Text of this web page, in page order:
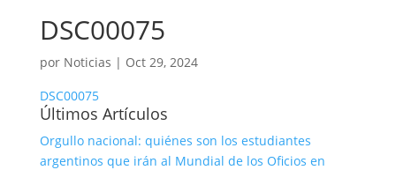
DSC00075
por Noticias | Oct 29, 2024
DSC00075
Últimos Artículos
Orgullo nacional: quiénes son los estudiantes
argentinos que irán al Mundial de los Oficios en